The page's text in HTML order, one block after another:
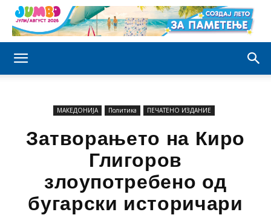
МАКЕДОНИЈА Политика ПЕЧАТЕНО ИЗДАНИЕ
Затворањето на Киро
Глигоров
злоупотребено од
бугарски историчари